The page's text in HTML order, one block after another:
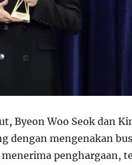
Byeon Woo Seok dan
dengan mengenakan
penghargaan,